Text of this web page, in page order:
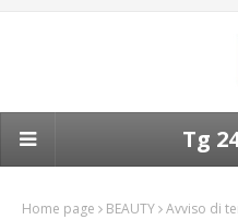
Tg
Home page BEAUTY Avviso di